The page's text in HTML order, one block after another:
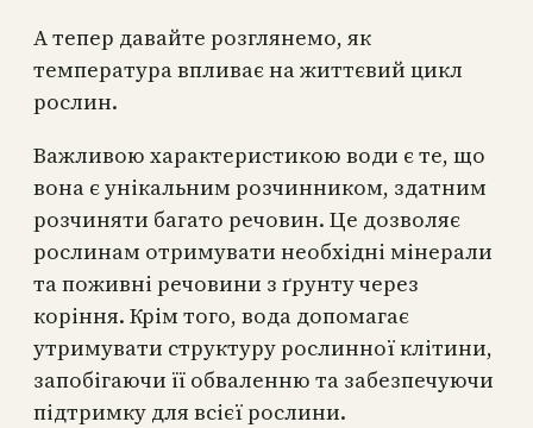
А тепер давайте розглянемо, як
температура впливає на життєвий цикл
рослин.
Важливою характеристикою води є те, що
вона є унікальним розчинником, здатним
розчиняти багато речовин. Це дозволяє
рослинам отримувати необхідні мінерали
та поживні речовини з ґрунту через
коріння. Крім того, вода допомагає
утримувати структуру рослинної клітини,
запобігаючи її обваленню та забезпечуючи
підтримку для всієї рослини.